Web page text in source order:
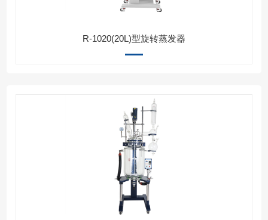
R-1020(20L)型旋转蒸发器